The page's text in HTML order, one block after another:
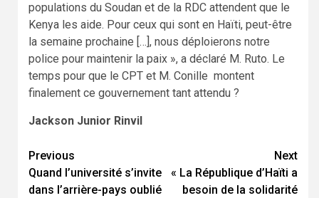
populations du Soudan et de la RDC attendent que le
Kenya les aide. Pour ceux qui sont en Haïti, peut-être
la semaine prochaine […], nous déploierons notre
police pour maintenir la paix », a déclaré M. Ruto. Le
temps pour que le CPT et M. Conille montent
finalement ce gouvernement tant attendu ?
Jackson Junior Rinvil
Continue
Reading
Previous
Quand l’université s’invite
dans l’arrière-pays oublié
Next
« La République d’Haïti a
besoin de la solidarité